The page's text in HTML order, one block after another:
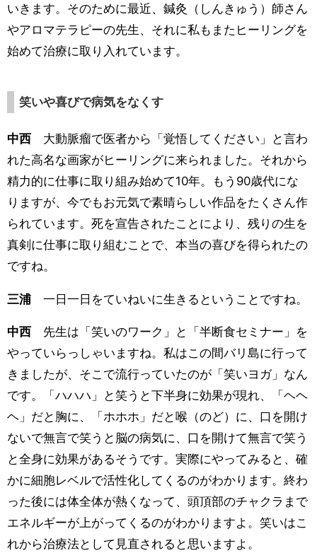
いきます。そのために最近、鍼灸（しんきゅう）師さん
やアロマテラピーの先生、それに私もまたヒーリングを
始めて治療に取り入れています。
笑いや喜びで病気をなくす
中西 大動脈瘤で医者から「覚悟してください」と言わ
れた高名な画家がヒーリングに来られました。それから
精力的に仕事に取り組み始めて10年。もう90歳代にな
りますが、今でもお元気で素晴らしい作品をたくさん作
られています。死を宣告されたことにより、残りの生を
真剣に仕事に取り組むことで、本当の喜びを得られたの
ですね。
三浦 一日一日をていねいに生きるということですね。
中西 先生は「笑いのワーク」と「半断食セミナー」を
やっていらっしゃいますね。私はこの間バリ島に行って
きましたが、そこで流行っていたのが「笑いヨガ」なん
です。「ハハハ」と笑うと下半身に効果が現れ、「ヘヘ
ヘ」だと胸に、「ホホホ」だと喉（のど）に、口を開け
ないで無言で笑うと脳の病気に、口を開けて無言で笑う
と全身に効果があるそうです。実際にやってみると、確
かに細胞レベルで活性化してくるのがわかります。終わ
った後には体全体が熱くなって、頭頂部のチャクラまで
エネルギーが上がってくるのがわかりますよ。笑いはこ
れから治療法として見直されると思いますよ。